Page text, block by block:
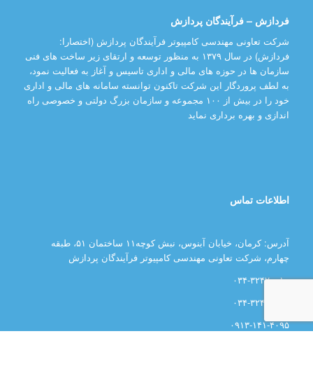
فردازش – فرآیندگان پردازش
شرکت تعاونی مهندسی کامپیوتر فرآیندگان پردازش (اختصارا:
فردازش) در سال ۱۳۷۹ به منظور توسعه و ارتقای زیر ساخت های فنی
سازمان ها در حوزه های مالی و اداری تاسیس و آغاز به فعالیت نمود،
به لطف پروردگار این شرکت تاکنون توانسته سامانه های مالی و اداری
خود را در بیش از ۱۰۰ مجموعه و سازمان بزرگ دولتی و خصوصی راه
اندازی و بهره برداری نماید
اطلاعات تماس
آدرس: کرمان، خیابان آبنوس، نبش کوچه۱۱ ساختمان ۵۱، طبقه
چهارم، شرکت تعاونی مهندسی کامپیوتر فرآیندگان پردازش
۰۳۴-۳۲۴۷۰۰۱۰
۰۳۴-۳۲۴۴۰۳۲۴
۰۹۱۳-۱۴۱-۴۰۹۵